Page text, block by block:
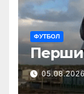
ФУТБОЛ